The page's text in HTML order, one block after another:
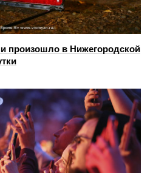
произошло в Нижегородской